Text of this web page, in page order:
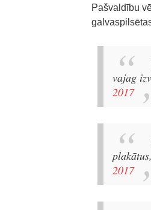
Pašvaldību
vajag
2017
2017